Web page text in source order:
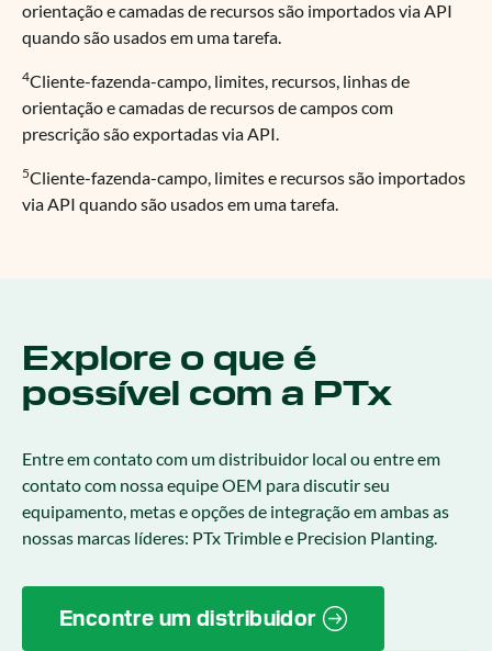
orientação e camadas de recursos são importados via API
quando são usados em uma tarefa.
4Cliente-fazenda-campo, limites, recursos, linhas de
orientação e camadas de recursos de campos com
prescrição são exportadas via API.
5Cliente-fazenda-campo, limites e recursos são importados
via API quando são usados em uma tarefa.
Explore o que é
possível com a PTx
Entre em contato com um distribuidor local ou entre em
contato com nossa equipe OEM para discutir seu
equipamento, metas e opções de integração em ambas as
nossas marcas líderes: PTx Trimble e Precision Planting.
Encontre um distribuidor